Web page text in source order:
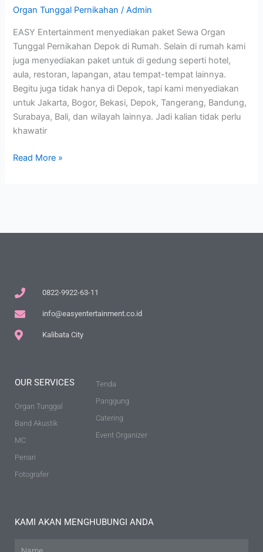
Organ Tunggal Pernikahan /Admin
EASY Entertainment menyediakan paket Sewa Organ
Tunggal Pernikahan Depok di Rumah. Selain di rumah kami
juga menyediakan paket untuk di gedung seperti hotel,
aula, restoran, lapangan, atau tempat-tempat lainnya.
Begitu juga tidak hanya di Depok, tapi kami menyediakan
untuk Jakarta, Bogor, Bekasi, Depok, Tangerang, Bandung,
Surabaya, Bali, dan wilayah lainnya. Jadi kalian tidak perlu
khawatir
Read More »
0822-9922-63-11
info@easyentertainment.co.id
Kalibata City
OUR SERVICES
Organ Tunggal
Band Akustik
MC
Penari
Fotografer
Tenda
Panggung
Catering
Event Organizer
KAMI AKAN MENGHUBUNGI ANDA